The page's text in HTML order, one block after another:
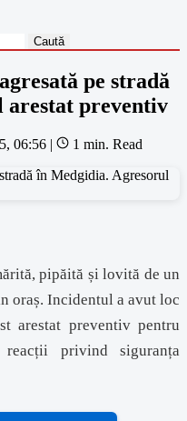
pe stradă
arestat preventiv
06:56 | 1 min. Read
pipăită și lovită de un
oraș. Incidentul a avut loc
arestat preventiv pentru
privind siguranța